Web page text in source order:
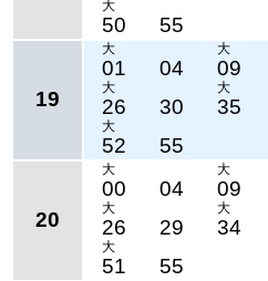
大
50 55
19
大
01 04
大
09
大
26 30
大
35
大
52 55
20
大
00 04
大
09
大
26 29
大
34
大
51 55